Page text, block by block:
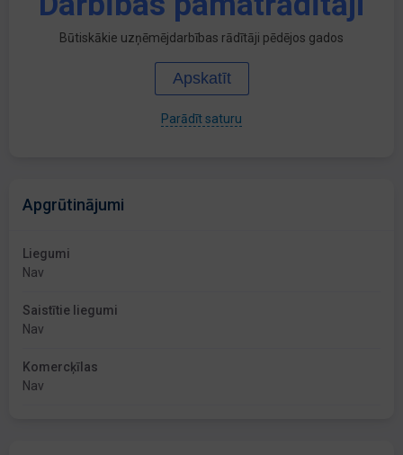
Būtiskākie uzņēmējdarbības rādītāji pēdējos gados
Apskatīt
Parādīt saturu
Apgrūtinājumi
Liegumi
Nav
Saistītie liegumi
Nav
Komercķīlas
Nav